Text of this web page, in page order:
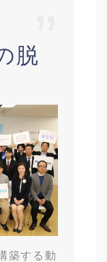
脱
築する動